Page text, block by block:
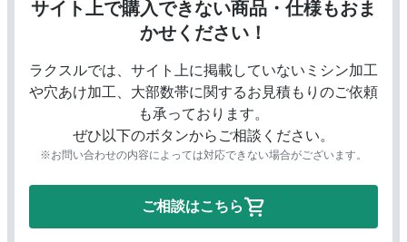
ホワイト
す。
ヴァンヌーボVG ホワイ
ト
性が高い用紙です。
アラベール スノーホワ
ウルトラホワイトとホワイトの中間の白色
す。表面塗工がなく、ヴァンヌーボよりも
を抑えた上品な仕上がりになります。
アラベール ホワイト
面塗工がなく、ヴァンヌーボよりも光沢感
た上品な仕上がりになります。
サイト上で購入できない商品・仕様もおま
かせください！
ラクスルでは、サイト上に掲載していないミシン加工
や穴あけ加工、大部数帯に関するお見積もりのご依頼
も承っております。
ぜひ以下のボタンからご相談ください。
※お問い合わせの内容によっては対応できない場合がございます。
ご相談はこちら